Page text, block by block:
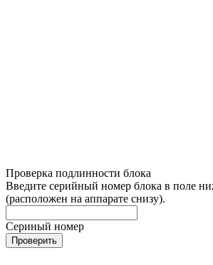
Проверка подлинности блока
Введите серийный номер блока в поле
(расположен на аппарате снизу).
Сериный номер
Проверить